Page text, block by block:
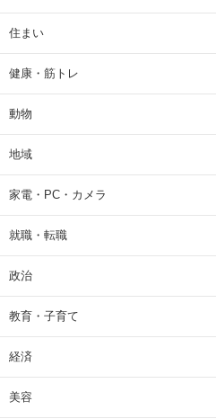
住まい
健康・筋トレ
動物
地域
家電・PC・カメラ
就職・転職
政治
教育・子育て
経済
美容